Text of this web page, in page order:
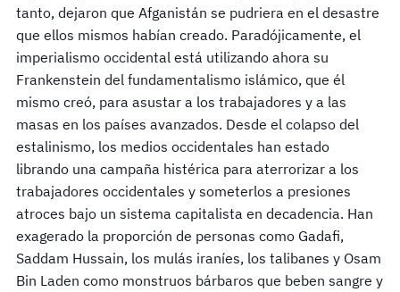
tanto, dejaron que Afganistán se pudriera en el desastre
que ellos mismos habían creado. Paradójicamente, el
imperialismo occidental está utilizando ahora su
Frankenstein del fundamentalismo islámico, que él
mismo creó, para asustar a los trabajadores y a las
masas en los países avanzados. Desde el colapso del
estalinismo, los medios occidentales han estado
librando una campaña histérica para aterrorizar a los
trabajadores occidentales y someterlos a presiones
atroces bajo un sistema capitalista en decadencia. Han
exagerado la proporción de personas como Gadafi,
Saddam Hussain, los mulás iraníes, los talibanes y Osam
Bin Laden como monstruos bárbaros que beben sangre y